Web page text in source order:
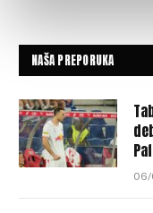
NAŠA PREPORUKA